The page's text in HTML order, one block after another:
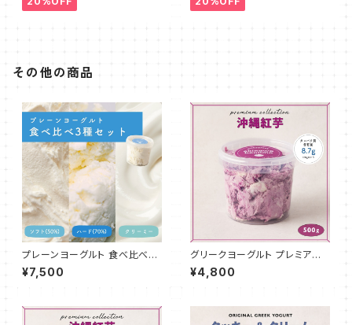
その他の商品
プレーンヨーグルト 食べ比べ3
種セット 各500g
¥7,500
グリークヨーグルト プレミアム
沖縄紅芋 500g
¥4,800